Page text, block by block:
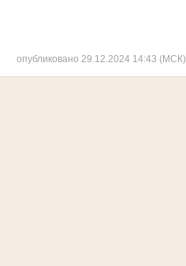
опубликовано 29.12.2024 14:43 (МСК)